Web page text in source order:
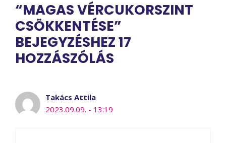
“MAGAS VÉRCUKORSZINT
CSÖKKENTÉSE”
BEJEGYZÉSHEZ 17
HOZZÁSZÓLÁS
Takács Attila
2023.09.09. - 13:19